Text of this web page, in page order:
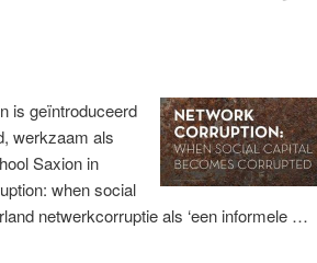
is geïntroduceerd
werkzaam als
Saxion in
when social
netwerkcorruptie als ‘een informele …